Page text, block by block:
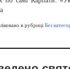
в рубриці Без